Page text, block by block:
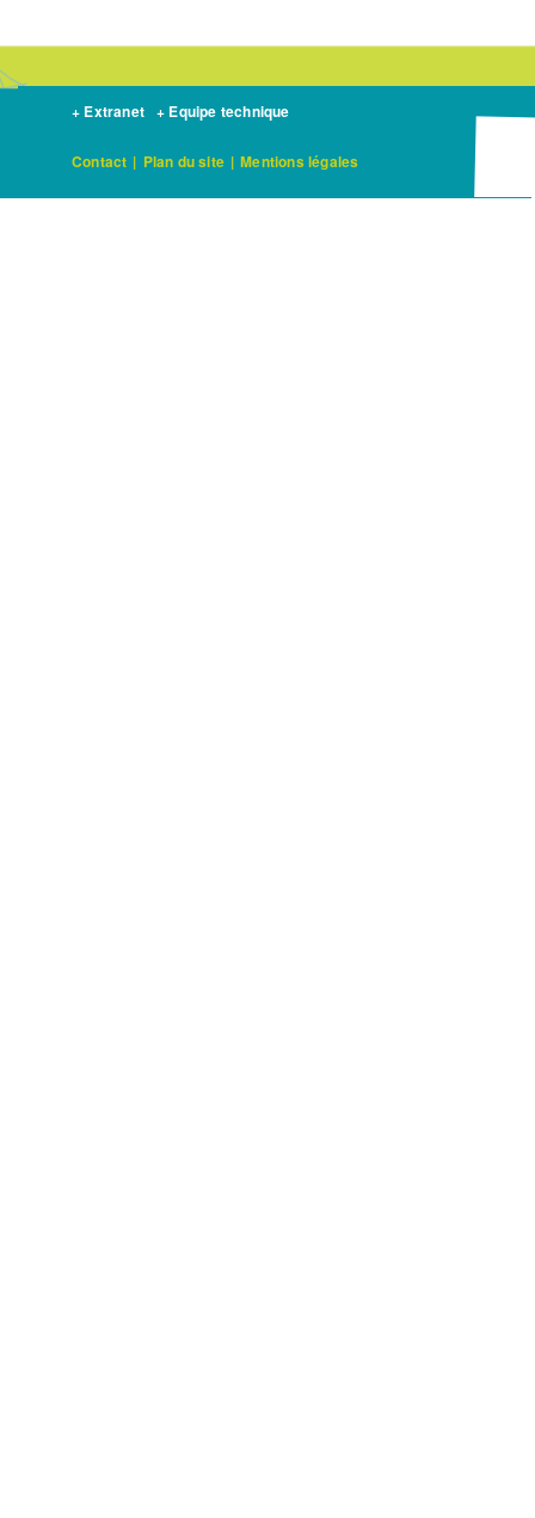
+ Extranet + Equipe technique
Contact | Plan du site | Mentions légales